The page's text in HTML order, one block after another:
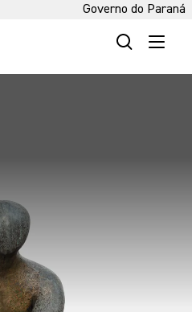
Governo do Paraná